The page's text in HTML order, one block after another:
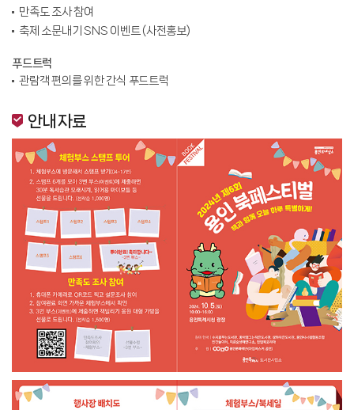
만족도 조사 참여
축제 소문내기 SNS 이벤트 (사전홍보)
푸드트럭
관람객 편의를 위한 간식 푸드트럭
안내자료